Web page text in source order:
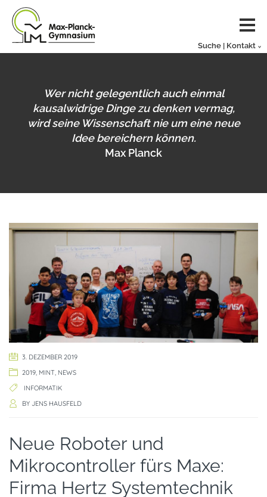
Suche | Kontakt
Wer nicht gelegentlich auch einmal
kausalwidrige Dinge zu denken vermag,
wird seine Wissenschaft nie um eine neue
Idee bereichern können.
Max Planck
3. DEZEMBER 2019
2019, MINT, NEWS
INFORMATIK
BY JENS HAUSFELD
Neue Roboter und
Mikrocontroller fürs Maxe:
Firma Hertz Systemtechnik